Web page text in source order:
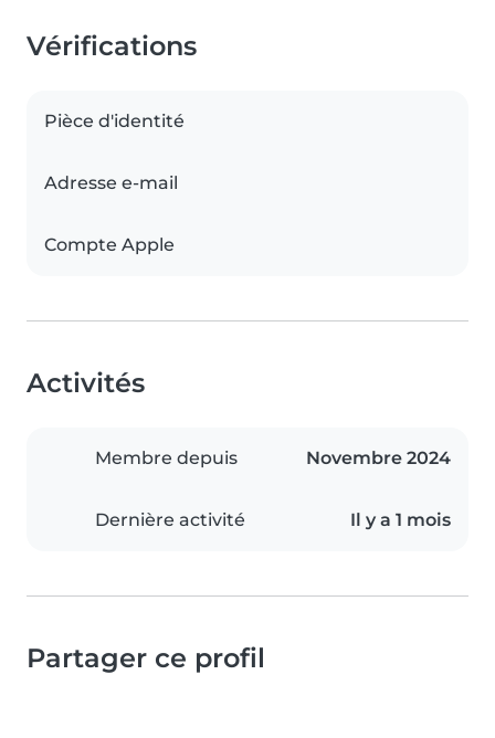
Vérifications
Pièce d'identité
Adresse e-mail
Compte Apple
Activités
Membre depuis Novembre 2024
Dernière activité Il y a 1 mois
Partager ce profil